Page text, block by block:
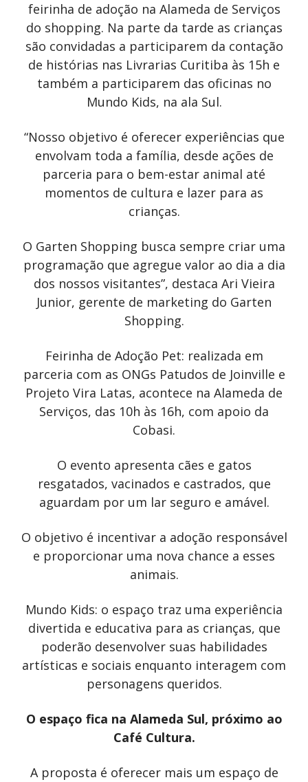
feirinha de adoção na Alameda de Serviços
do shopping. Na parte da tarde as crianças
são convidadas a participarem da contação
de histórias nas Livrarias Curitiba às 15h e
também a participarem das oficinas no
Mundo Kids, na ala Sul.
“Nosso objetivo é oferecer experiências que
envolvam toda a família, desde ações de
parceria para o bem-estar animal até
momentos de cultura e lazer para as
crianças.
O Garten Shopping busca sempre criar uma
programação que agregue valor ao dia a dia
dos nossos visitantes”, destaca Ari Vieira
Junior, gerente de marketing do Garten
Shopping.
Feirinha de Adoção Pet: realizada em
parceria com as ONGs Patudos de Joinville e
Projeto Vira Latas, acontece na Alameda de
Serviços, das 10h às 16h, com apoio da
Cobasi.
O evento apresenta cães e gatos
resgatados, vacinados e castrados, que
aguardam por um lar seguro e amável.
O objetivo é incentivar a adoção responsável
e proporcionar uma nova chance a esses
animais.
Mundo Kids: o espaço traz uma experiência
divertida e educativa para as crianças, que
poderão desenvolver suas habilidades
artísticas e sociais enquanto interagem com
personagens queridos.
O espaço fica na Alameda Sul, próximo ao
Café Cultura.
A proposta é oferecer mais um espaço de